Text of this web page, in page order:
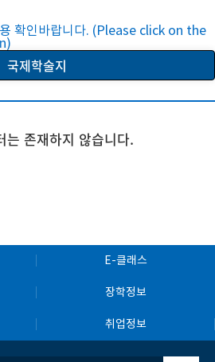
확인바랍니다. (Please click on the
국제학술지
는 존재하지 않습니다.
E-클래스
장학정보
취업정보